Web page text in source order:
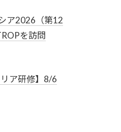
ア2026（第12
を訪問
ア研修】8/6